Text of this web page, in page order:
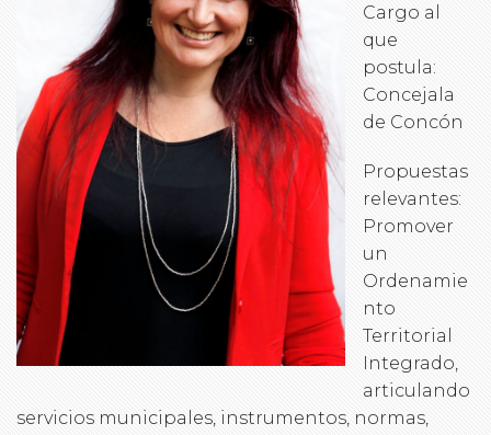
Cargo al
que
postula:
Concejala
de Concón
Propuestas
relevantes:
Promover
un
Ordenamie
nto
Territorial
Integrado,
articulando
servicios municipales, instrumentos, normas,